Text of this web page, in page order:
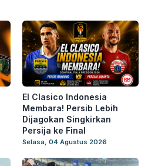
El Clasico Indonesia
Membara! Persib Lebih
Dijagokan Singkirkan
Persija ke Final
Selasa, 04 Agustus 2026